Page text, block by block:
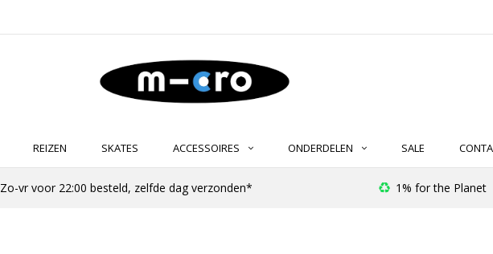
REIZEN SKATES ACCESSOIRES ONDERDELEN SALE
Zo-vr voor 22:00 besteld, zelfde dag verzonden* 1% for the Planet